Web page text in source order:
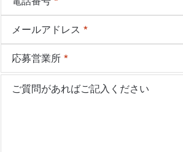
メールアドレス
応募営業所
ご質問があればご記入ください